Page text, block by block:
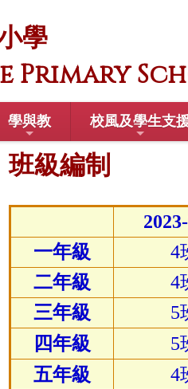
學
Primary
學與教 校風及學生支
班級編制
一年級
4
二年級
4
三年級
5
四年級
5
五年級
4